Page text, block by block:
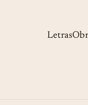
Letras